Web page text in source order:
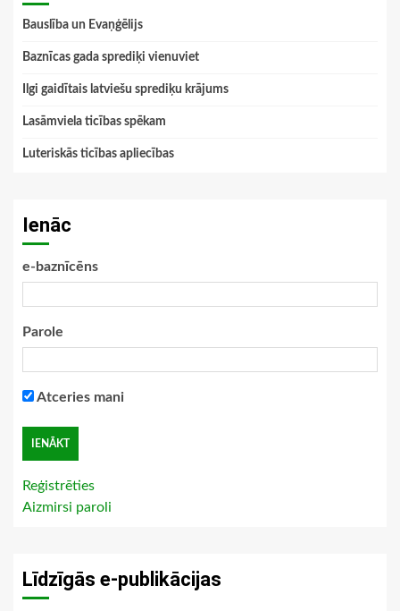
Bauslība un Evaņģēlijs
Baznīcas gada sprediķi vienuviet
Ilgi gaidītais latviešu sprediķu krājums
Lasāmviela ticības spēkam
Luteriskās ticības apliecības
Ienāc
e-baznīcēns
Parole
Atceries mani
Reģistrēties
Aizmirsi paroli
Līdzīgās e-publikācijas